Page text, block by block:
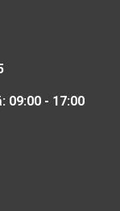
09:00 - 17:00